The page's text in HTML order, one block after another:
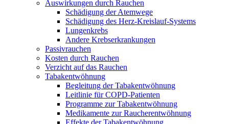
Auswirkungen durch Rauchen
Schädigung der Atemwege
Schädigung des Herz-Kreislauf-Systems
Lungenkrebs
Andere Krebserkrankungen
Passivrauchen
Kosten durch Rauchen
Verzicht auf das Rauchen
Tabakentwöhnung
Begleitung der Tabakentwöhnung
Leitlinie für COPD-Patienten
Programme zur Tabakentwöhnung
Medikamente zur Raucherentwöhnung
Effekte der Tabakentwöhnung